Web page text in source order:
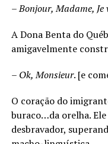
– Bonjour, Madame,
A Dona Benta do
amigavelmente
– Ok, Monsieur. [e
O coração do
buraco…da orelha.
desbravador,